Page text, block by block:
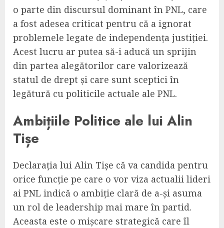
o parte din discursul dominant în PNL, care
a fost adesea criticat pentru că a ignorat
problemele legate de independența justiției.
Acest lucru ar putea să-i aducă un sprijin
din partea alegătorilor care valorizează
statul de drept și care sunt sceptici în
legătură cu politicile actuale ale PNL.
Ambițiile Politice ale lui Alin
Tișe
Declarația lui Alin Tișe că va candida pentru
orice funcție pe care o vor viza actualii lideri
ai PNL indică o ambiție clară de a-și asuma
un rol de leadership mai mare în partid.
Aceasta este o mișcare strategică care îl